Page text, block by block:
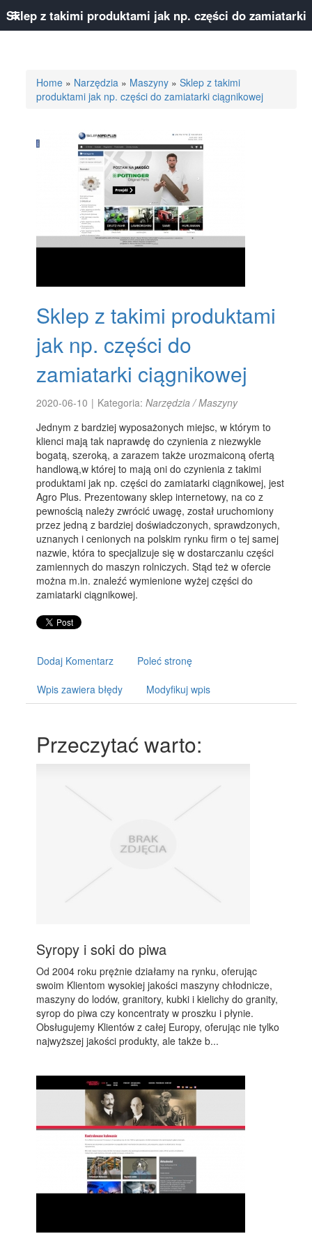
Home » Narzędzia » Maszyny »Sklep z takimi
produktami jak np. części do zamiatarki ciągnikowej
Sklep z takimi produktami
jak np. części do
zamiatarki ciągnikowej
2020-06-10 | Kategoria:Narzędzia / Maszyny
Jednym z bardziej wyposażonych miejsc, w którym to
klienci mają tak naprawdę do czynienia z niezwykle
bogatą, szeroką, a zarazem także urozmaiconą ofertą
handlową,w której to mają oni do czynienia z takimi
produktami jak np. części do zamiatarki ciągnikowej, jest
Agro Plus. Prezentowany sklep internetowy, na co z
pewnością należy zwrócić uwagę, został uruchomiony
przez jedną z bardziej doświadczonych, sprawdzonych,
uznanych i cenionych na polskim rynku firm o tej samej
nazwie, która to specjalizuje się w dostarczaniu części
zamiennych do maszyn rolniczych. Stąd też w ofercie
można m.in. znaleźć wymienione wyżej części do
zamiatarki ciągnikowej.
Dodaj Komentarz Poleć stronę
Wpis zawiera błędy Modyfikuj wpis
Przeczytać warto:
Syropy i soki do piwa
Od 2004 roku prężnie działamy na rynku, oferując
swoim Klientom wysokiej jakości maszyny chłodnicze,
maszyny do lodów, granitory, kubki i kielichy do granity,
syrop do piwa czy koncentraty w proszku i płynie.
Obsługujemy Klientów z całej Europy, oferując nie tylko
najwyższej jakości produkty, ale także b...
Sklep z takimi produktami jak np. części do zamiatarki